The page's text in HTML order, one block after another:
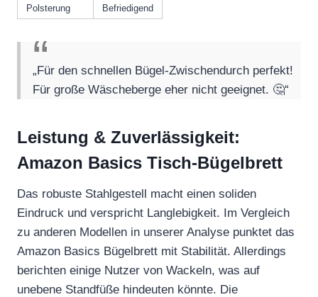
Polsterung Befriedigend
„Für den schnellen Bügel-Zwischendurch perfekt!
Für große Wäscheberge eher nicht geeignet. 🤔“
Leistung & Zuverlässigkeit:
Amazon Basics Tisch-Bügelbrett
Das robuste Stahlgestell macht einen soliden
Eindruck und verspricht Langlebigkeit. Im Vergleich
zu anderen Modellen in unserer Analyse punktet das
Amazon Basics Bügelbrett mit Stabilität. Allerdings
berichten einige Nutzer von Wackeln, was auf
unebene Standfüße hindeuten könnte. Die